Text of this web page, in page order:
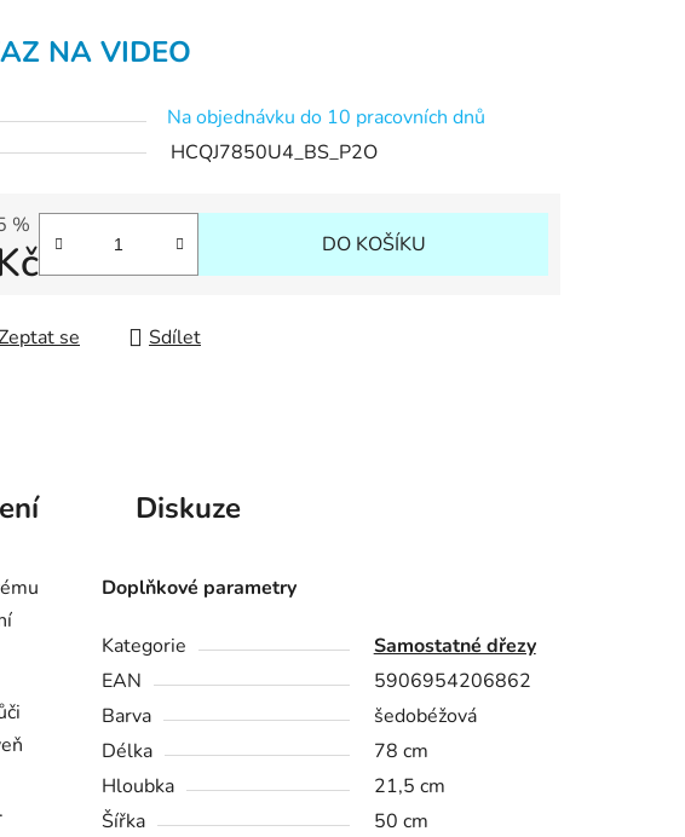
NA VIDEO
Na objednávku do 10 pracovních dnů
HCQJ7850U4_BS_P2O
%
DO KOŠÍKU
se Sdílet
Diskuze
Doplňkové parametry
Kategorie
Samostatné dřezy
EAN
5906954206862
Barva
šedobéžová
Délka
78 cm
Hloubka
21,5 cm
Šířka
50 cm